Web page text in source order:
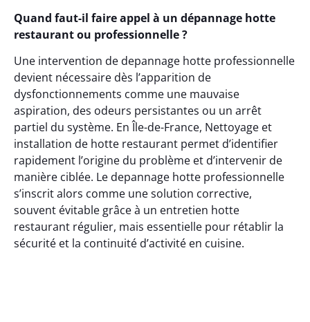
Quand faut-il faire appel à un dépannage hotte
restaurant ou professionnelle ?
Une intervention de depannage hotte professionnelle
devient nécessaire dès l’apparition de
dysfonctionnements comme une mauvaise
aspiration, des odeurs persistantes ou un arrêt
partiel du système. En Île-de-France, Nettoyage et
installation de hotte restaurant permet d’identifier
rapidement l’origine du problème et d’intervenir de
manière ciblée. Le depannage hotte professionnelle
s’inscrit alors comme une solution corrective,
souvent évitable grâce à un entretien hotte
restaurant régulier, mais essentielle pour rétablir la
sécurité et la continuité d’activité en cuisine.